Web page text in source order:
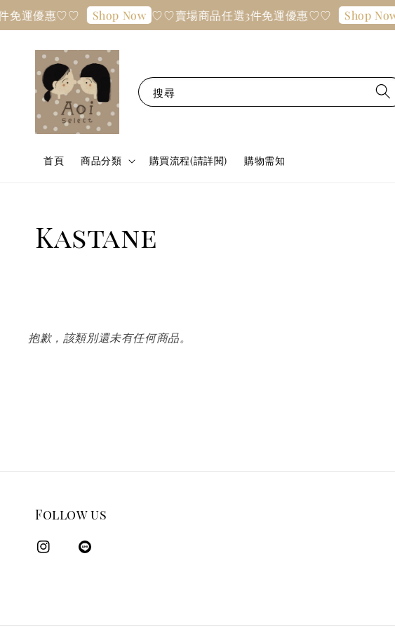
免運優惠♡♡ Shop Now ♡♡賣場商品任選3件免運優惠♡♡ Shop Now
搜尋
首頁 商品分類 購買流程(請詳閱) 購物需知
Kastane
抱歉，該類別還未有任何商品。
Follow us